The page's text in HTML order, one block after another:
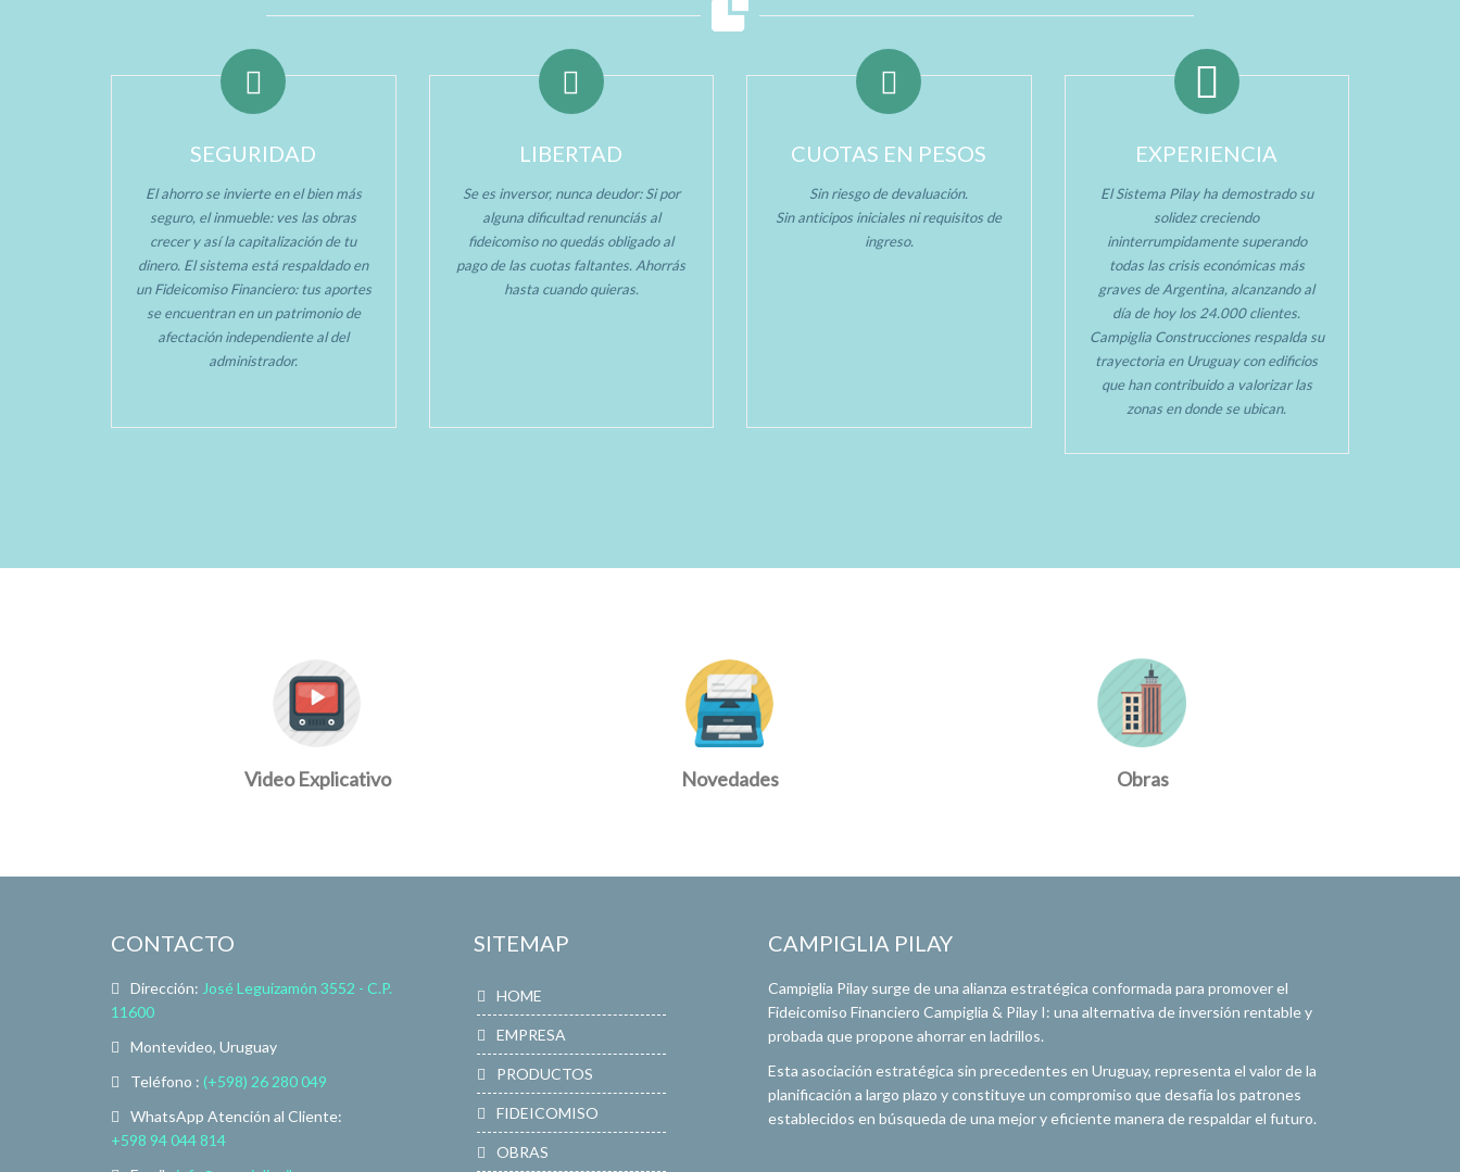
SEGURIDAD
El ahorro se invierte en el bien más
seguro, el inmueble: ves las obras
crecer y así la capitalización de tu
dinero. El sistema está respaldado en
un Fideicomiso Financiero: tus aportes
se encuentran en un patrimonio de
afectación independiente al del
administrador.
LIBERTAD
Se es inversor, nunca deudor: Si por
alguna dificultad renunciás al
fideicomiso no quedás obligado al
pago de las cuotas faltantes. Ahorrás
hasta cuando quieras.
CUOTAS EN PESOS
Sin riesgo de devaluación.
Sin anticipos iniciales ni requisitos de
ingreso.
EXPERIENCIA
El Sistema Pilay ha demostrado su
solidez creciendo
ininterrumpidamente superando
todas las crisis económicas más
graves de Argentina, alcanzando al
día de hoy los 24.000 clientes.
Campiglia Construcciones respalda su
trayectoria en Uruguay con edificios
que han contribuido a valorizar las
zonas en donde se ubican.
Video Explicativo Novedades Obras
CONTACTO
Dirección: José Leguizamón 3552 - C.P.
11600
Montevideo, Uruguay
Teléfono : (+598) 26 280 049
WhatsApp Atención al Cliente:
+598 94 044 814
SITEMAP
HOME
EMPRESA
PRODUCTOS
FIDEICOMISO
OBRAS
CAMPIGLIA PILAY
Campiglia Pilay surge de una alianza estratégica conformada para promover el
Fideicomiso Financiero Campiglia & Pilay I: una alternativa de inversión rentable y
probada que propone ahorrar en ladrillos.
Esta asociación estratégica sin precedentes en Uruguay, representa el valor de la
planificación a largo plazo y constituye un compromiso que desafía los patrones
establecidos en búsqueda de una mejor y eficiente manera de respaldar el futuro.